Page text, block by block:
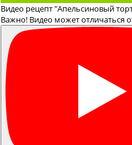
Видео рецепт "Апельсиновый
Важно! Видео может отличаться